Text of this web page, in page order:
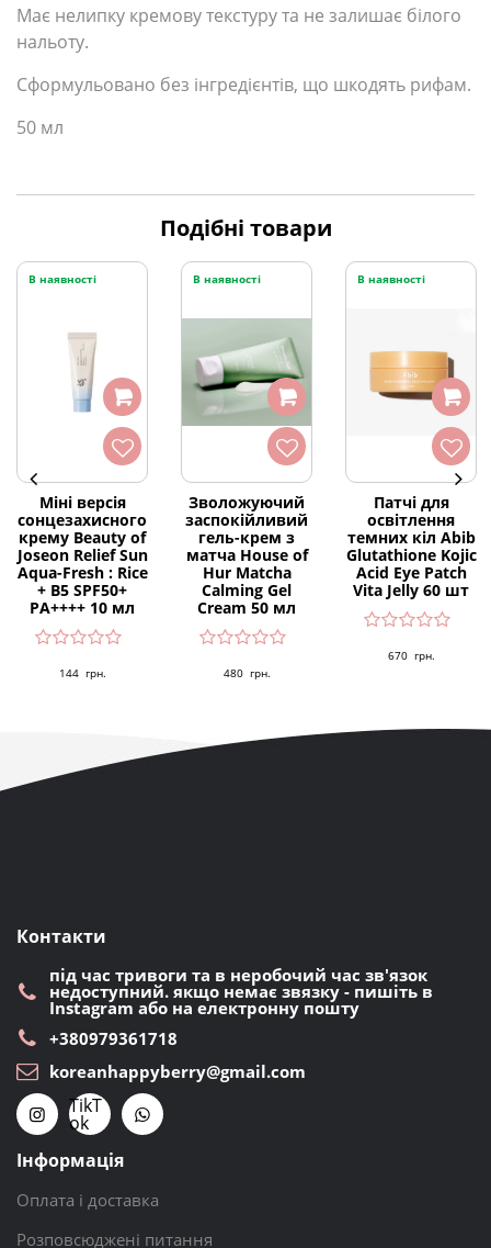
Має нелипку кремову текстуру та не залишає білого
нальоту.
Сформульовано без інгредієнтів, що шкодять рифам.
50 мл
Подібні товари
В наявності
Міні версія
сонцезахисного
крему Beauty of
Joseon Relief Sun
Aqua-Fresh : Rice
+ B5 SPF50+
PA++++ 10 мл
144 грн.
В наявності
Зволожуючий
заспокійливий
гель-крем з
матча House of
Hur Matcha
Calming Gel
Cream 50 мл
480 грн.
В наявності
Патчі для
освітлення
темних кіл Abib
Glutathione Kojic
Acid Eye Patch
Vita Jelly 60 шт
670 грн.
Контакти
під час тривоги та в неробочий час зв'язок
недоступний. якщо немає звязку - пишіть в
Instagram або на електронну пошту
+380979361718
koreanhappyberry@gmail.com
TikT
ok
Інформація
Оплата і доставка
Розповсюджені питання